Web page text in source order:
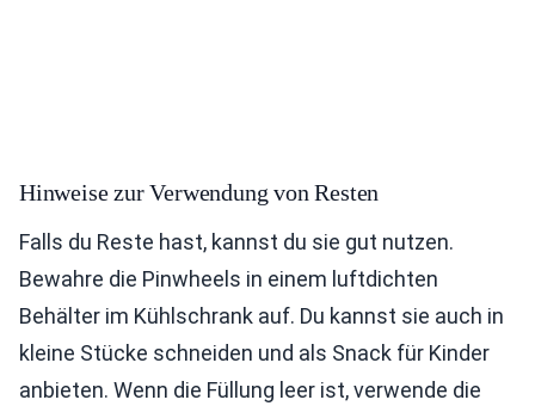
Hinweise zur Verwendung von Resten
Falls du Reste hast, kannst du sie gut nutzen.
Bewahre die Pinwheels in einem luftdichten
Behälter im Kühlschrank auf. Du kannst sie auch in
kleine Stücke schneiden und als Snack für Kinder
anbieten. Wenn die Füllung leer ist, verwende die